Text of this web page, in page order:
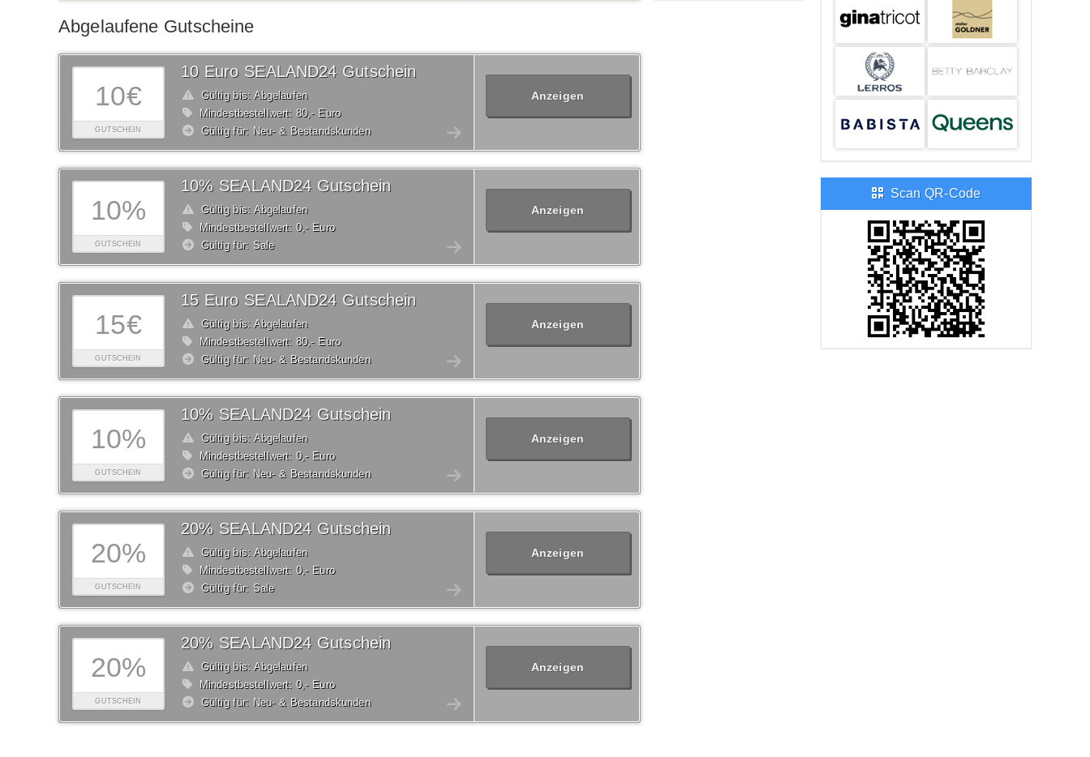
Abgelaufene Gutscheine
10€
GUTSCHEIN
10 Euro SEALAND24 Gutschein
Gültig bis: Abgelaufen
Mindestbestellwert: 80,- Euro
Gültig für: Neu- & Bestandskunden
Anzeigen
10%
GUTSCHEIN
10% SEALAND24 Gutschein
Gültig bis: Abgelaufen
Mindestbestellwert: 0,- Euro
Gültig für: Sale
Anzeigen
15€
GUTSCHEIN
15 Euro SEALAND24 Gutschein
Gültig bis: Abgelaufen
Mindestbestellwert: 80,- Euro
Gültig für: Neu- & Bestandskunden
Anzeigen
10%
GUTSCHEIN
10% SEALAND24 Gutschein
Gültig bis: Abgelaufen
Mindestbestellwert: 0,- Euro
Gültig für: Neu- & Bestandskunden
Anzeigen
20%
GUTSCHEIN
20% SEALAND24 Gutschein
Gültig bis: Abgelaufen
Mindestbestellwert: 0,- Euro
Gültig für: Sale
Anzeigen
20%
GUTSCHEIN
20% SEALAND24 Gutschein
Gültig bis: Abgelaufen
Mindestbestellwert: 0,- Euro
Gültig für: Neu- & Bestandskunden
Anzeigen
Scan QR-Code